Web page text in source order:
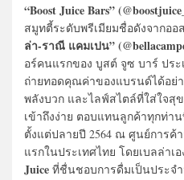
“Boost Juice Bars”
สมูทตี้ระดับพรีเมียมชื่อดังจากออ
ล่า-ราณี แคมเปน”
อร์คนแรกของ บูสต์ จูซ บาร์ ประ
ถ่ายทอดคุณค่าของแบรนด์ได้อย่
พลังบวก และไลฟ์สไตล์ที่ใส่ใจสุ
เข้าถึงง่าย ตอบแทนลูกค้าทุกท่
ตั้งแต่ปลายปี 2564 ณ ศูนย์การค้
แรกในประเทศไทย โดยเบลล่าเ
Juice ที่ชื่นชอบการดื่มเป็นประจ